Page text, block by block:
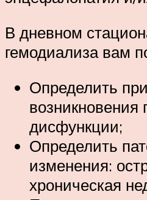
В дневном
гемодиализа вам
Определить
возникновения
дисфункции;
Определить
изменения:
хроническая